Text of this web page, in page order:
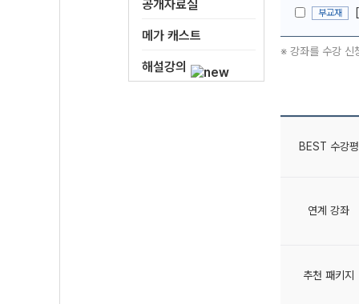
공개자료실
메가 캐스트
해설강의
부교재
※ 강좌를 수강 신
BEST 수강평
연계 강좌
추천 패키지